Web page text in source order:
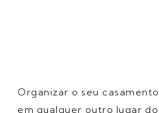
Organizar o seu
em qualquer outro lugar